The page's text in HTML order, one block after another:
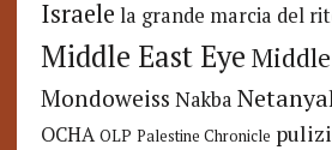
Israele la grande marcia del
Middle East Eye
Mondoweiss Nakba
OCHA OLP Palestine Chronicle